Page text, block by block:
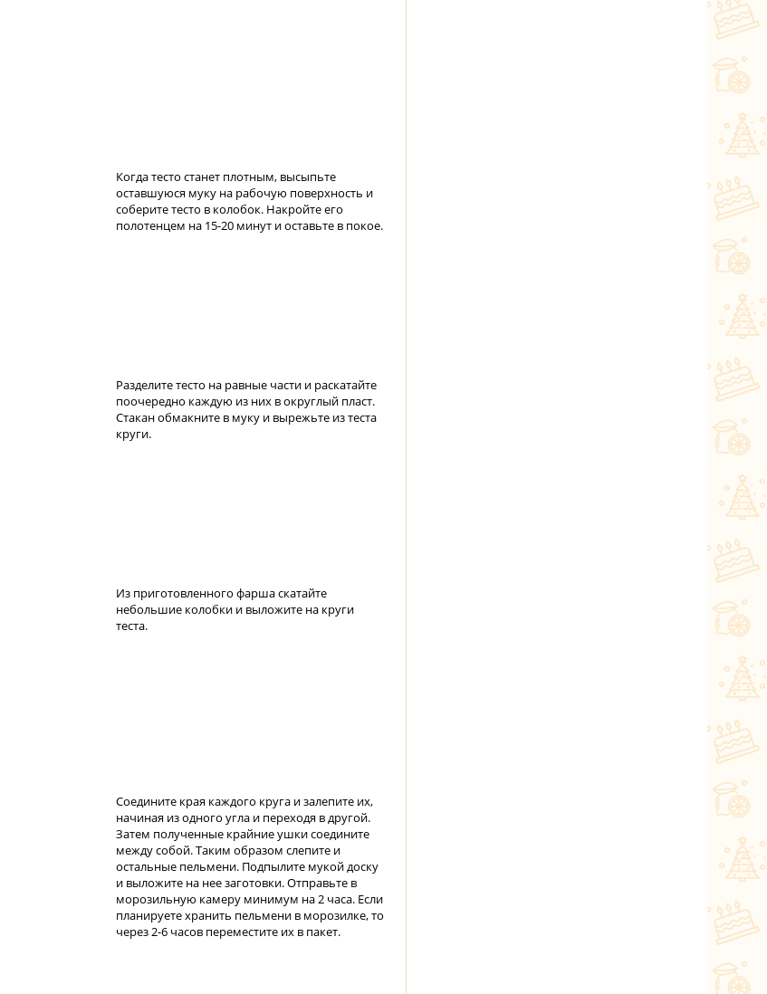
Когда тесто станет плотным, высыпьте
оставшуюся муку на рабочую поверхность и
соберите тесто в колобок. Накройте его
полотенцем на 15-20 минут и оставьте в покое.
Разделите тесто на равные части и раскатайте
поочередно каждую из них в округлый пласт.
Стакан обмакните в муку и вырежьте из теста
круги.
Из приготовленного фарша скатайте
небольшие колобки и выложите на круги
теста.
Соедините края каждого круга и залепите их,
начиная из одного угла и переходя в другой.
Затем полученные крайние ушки соедините
между собой. Таким образом слепите и
остальные пельмени. Подпылите мукой доску
и выложите на нее заготовки. Отправьте в
морозильную камеру минимум на 2 часа. Если
планируете хранить пельмени в морозилке, то
через 2-6 часов переместите их в пакет.